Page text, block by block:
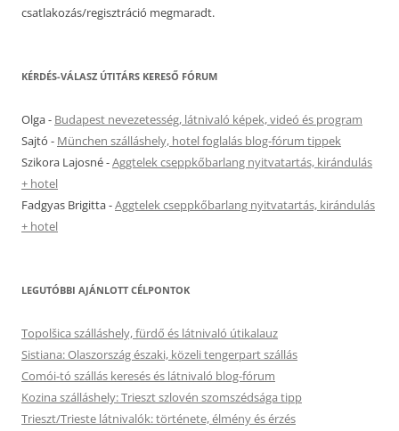
csatlakozás/regisztráció megmaradt.
KÉRDÉS-VÁLASZ ÚTITÁRS KERESŐ FÓRUM
Olga- Budapest nevezetesség, látnivaló képek, videó és program
Sajtó - München szálláshely, hotel foglalás blog-fórum tippek
Szikora Lajosné-Aggtelek cseppkőbarlang nyitvatartás, kirándulás
+ hotel
Fadgyas Brigitta-Aggtelek cseppkőbarlang nyitvatartás, kirándulás
+ hotel
LEGUTÓBBI AJÁNLOTT CÉLPONTOK
Topolšica szálláshely, fürdő és látnivaló útikalauz
Sistiana: Olaszország északi, közeli tengerpart szállás
Comói-tó szállás keresés és látnivaló blog-fórum
Kozina szálláshely: Trieszt szlovén szomszédsága tipp
Trieszt/Trieste látnivalók: története, élmény és érzés